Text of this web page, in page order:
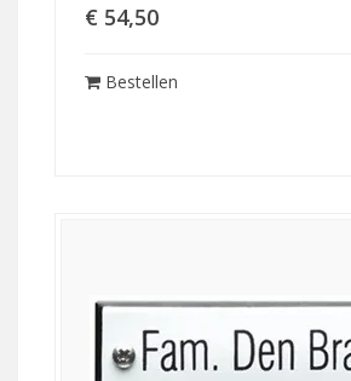
€ 54,50
Bestellen